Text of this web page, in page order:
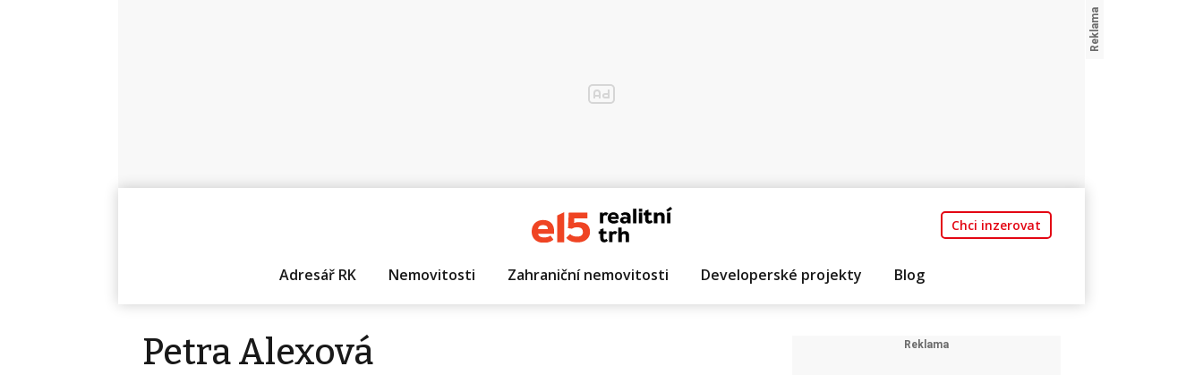
Chci inzerovat
Adresář RK Nemovitosti Zahraniční nemovitosti Developerské projekty Blog
Petra Alexová